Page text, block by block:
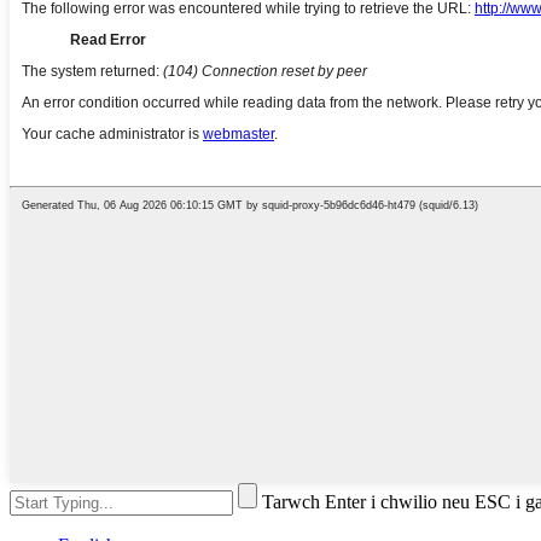
Tarwch Enter i chwilio neu ESC i